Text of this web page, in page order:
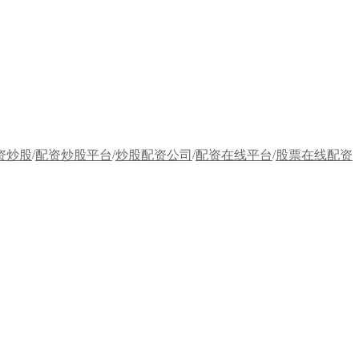
股票在线配资
/
配资在线平台
/
炒股配资公司
/
配资炒股平台
/
炒股